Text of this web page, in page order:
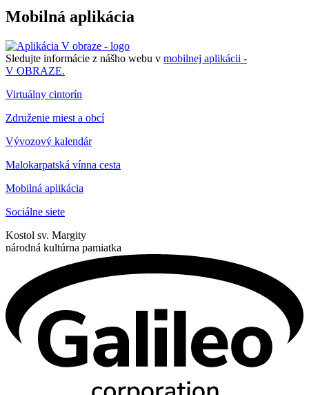
Mobilná aplikácia
Sledujte informácie z nášho webu v mobilnej aplikácii -
V OBRAZE.
Virtuálny cintorín
Združenie miest a obcí
Vývozový kalendár
Malokarpatská vínna cesta
Mobilná aplikácia
Sociálne siete
Kostol sv. Margity
národná kultúrna pamiatka